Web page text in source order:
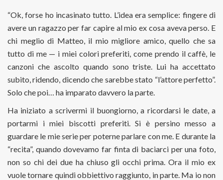
“Ok, forse ho incasinato tutto. L’idea era semplice: fingere di
avere un ragazzo per far capire al mio ex cosa aveva perso. E
chi meglio di Matteo, il mio migliore amico, quello che sa
tutto di me — i miei colori preferiti, come prendo il caffè, le
canzoni che ascolto quando sono triste. Lui ha accettato
subito, ridendo, dicendo che sarebbe stato “l’attore perfetto”.
Solo che poi… ha imparato davvero la parte.
Ha iniziato a scrivermi il buongiorno, a ricordarsi le date, a
portarmi i miei biscotti preferiti. Si è persino messo a
guardare le mie serie per poterne parlare con me. E durante la
“recita”, quando dovevamo far finta di baciarci per una foto,
non so chi dei due ha chiuso gli occhi prima. Ora il mio ex
vuole tornare quindi obbiettivo raggiunto, in parte. Ma io non